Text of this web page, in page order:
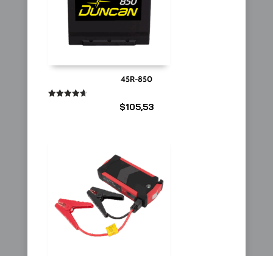
45R-850
$105,53